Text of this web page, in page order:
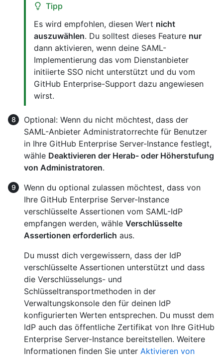
Tipp
Es wird empfohlen, diesen Wert nicht
auszuwählen. Du solltest dieses Feature nur
dann aktivieren, wenn deine SAML-
Implementierung das vom Dienstanbieter
initiierte SSO nicht unterstützt und du vom
GitHub Enterprise-Support dazu angewiesen
wirst.
Optional: Wenn du nicht möchtest, dass der
SAML-Anbieter Administratorrechte für Benutzer
in Ihre GitHub Enterprise Server-Instance festlegt,
wähle Deaktivieren der Herab- oder Höherstufung
von Administratoren.
Wenn du optional zulassen möchtest, dass von
Ihre GitHub Enterprise Server-Instance
verschlüsselte Assertionen vom SAML-IdP
empfangen werden, wähle Verschlüsselte
Assertionen erforderlich aus.
Du musst dich vergewissern, dass der IdP
verschlüsselte Assertionen unterstützt und dass
die Verschlüsselungs- und
Schlüsseltransportmethoden in der
Verwaltungskonsole den für deinen IdP
konfigurierten Werten entsprechen. Du musst dem
IdP auch das öffentliche Zertifikat von Ihre GitHub
Enterprise Server-Instance bereitstellen. Weitere
Informationen finden Sie unter Aktivieren von